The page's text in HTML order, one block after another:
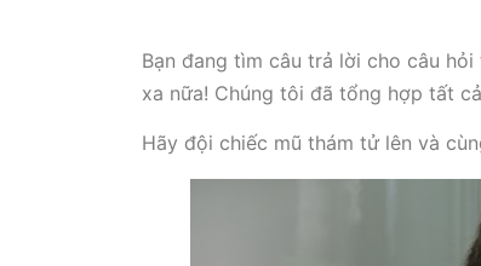
Bạn đang tìm câu trả lời cho câu
xa nữa! Chúng tôi đã tổng hợp tất
Hãy đội chiếc mũ thám tử lên và